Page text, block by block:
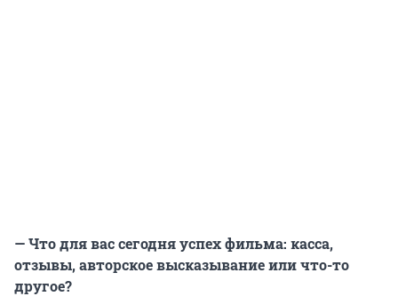
— Что для вас сегодня успех фильма: касса,
отзывы, авторское высказывание или что-то
другое?